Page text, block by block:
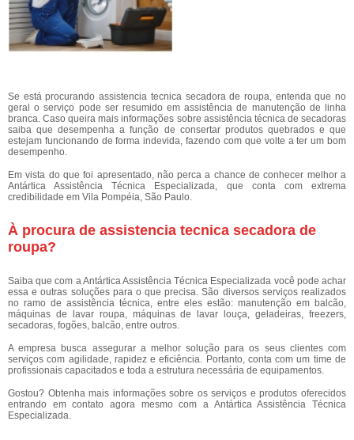
Se está procurando assistencia tecnica secadora de roupa, entenda que no
geral o serviço pode ser resumido em assistência de manutenção de linha
branca. Caso queira mais informações sobre assistência técnica de secadoras
saiba que desempenha a função de consertar produtos quebrados e que
estejam funcionando de forma indevida, fazendo com que volte a ter um bom
desempenho.
Em vista do que foi apresentado, não perca a chance de conhecer melhor a
Antártica Assistência Técnica Especializada, que conta com extrema
credibilidade em Vila Pompéia, São Paulo.
À procura de assistencia tecnica secadora de
roupa?
Saiba que com a Antártica Assistência Técnica Especializada você pode achar
essa e outras soluções para o que precisa. São diversos serviços realizados
no ramo de assistência técnica, entre eles estão: manutenção em balcão,
máquinas de lavar roupa, máquinas de lavar louça, geladeiras, freezers,
secadoras, fogões, balcão, entre outros.
A empresa busca assegurar a melhor solução para os seus clientes com
serviços com agilidade, rapidez e eficiência. Portanto, conta com um time de
profissionais capacitados e toda a estrutura necessária de equipamentos.
Gostou? Obtenha mais informações sobre os serviços e produtos oferecidos
entrando em contato agora mesmo com a Antártica Assistência Técnica
Especializada.